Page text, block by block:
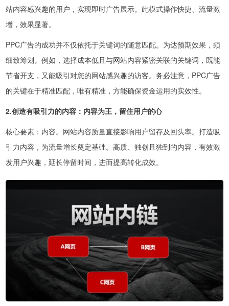
站内容感兴趣的用户，实现即时广告展示。此模式操作快捷、流量激
增，效果显著。
PPC广告的成功并不仅依托于关键词的随意匹配。为达预期效果，须
细致筹划。例如，选择成本低且与网站内容紧密关联的关键词，既能
节省开支，又能吸引对您的网站感兴趣的访客。务必注意，PPC广告
的关键在于精准匹配，唯有精准，方能确保资金运用的实效性。
2.创造有吸引力的内容：内容为王，留住用户的心
核心要素：内容。网站内容质量直接影响用户留存及回头率。打造吸
引力内容，为流量增长奠定基础。高质、独创且独到的内容，有效激
发用户兴趣，延长停留时间，进而提高转化成效。